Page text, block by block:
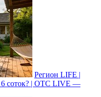
Регион LIFE |
6 соток? | ОТС LIVE —